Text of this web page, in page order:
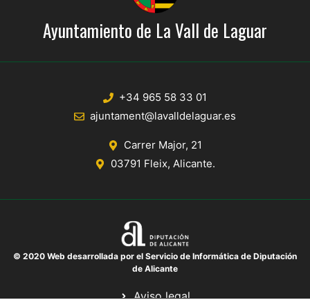
Ayuntamiento de La Vall de Laguar
+34 965 58 33 01
ajuntament@lavalldelaguar.es
Carrer Major, 21
03791 Fleix, Alicante.
© 2020 Web desarrollada por el Servicio de Informática de Diputación
de Alicante
Aviso legal